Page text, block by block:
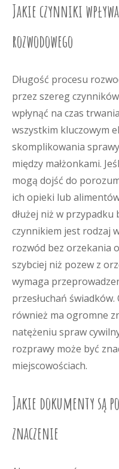
Jakie czynniki
rozwodowego
Długość procesu
przez szereg
wpłynąć na czas
wszystkim kluczowym
skomplikowania
między małżonkami.
mogą dojść do
ich opieki lub
dłużej niż w
czynnikiem jest rodzaj
rozwód bez orzekania
szybciej niż pozew z
wymaga
przesłuchań
również ma ogromne
natężeniu spraw
rozprawy może być
miejscowościach.
Jakie dokumenty są
znaczenie